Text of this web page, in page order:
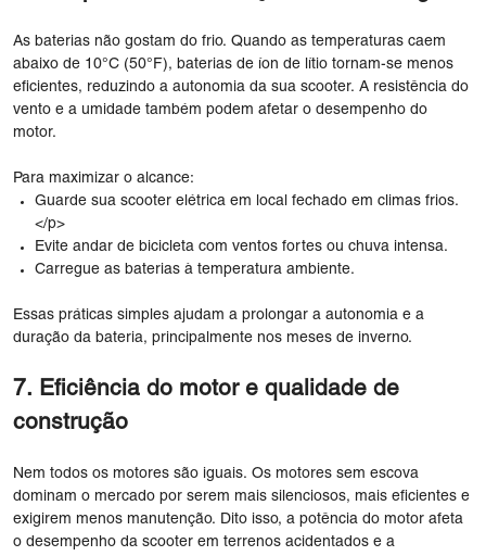
As baterias não gostam do frio. Quando as temperaturas caem
abaixo de 10°C (50°F), baterias de íon de lítio tornam-se menos
eficientes, reduzindo a autonomia da sua scooter. A resistência do
vento e a umidade também podem afetar o desempenho do
motor.
Para maximizar o alcance:
Guarde sua scooter elétrica em local fechado em climas frios.
</p>
Evite andar de bicicleta com ventos fortes ou chuva intensa.
Carregue as baterias à temperatura ambiente.
Essas práticas simples ajudam a prolongar a autonomia e a
duração da bateria, principalmente nos meses de inverno.
7. Eficiência do motor e qualidade de
construção
Nem todos os motores são iguais. Os motores sem escova
dominam o mercado por serem mais silenciosos, mais eficientes e
exigirem menos manutenção. Dito isso, a potência do motor afeta
o desempenho da scooter em terrenos acidentados e a